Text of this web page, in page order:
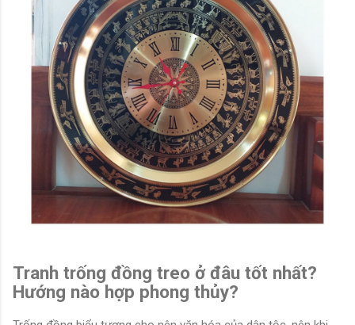
Tranh trống đồng treo ở đâu tốt nhất?
Hướng nào hợp phong thủy?